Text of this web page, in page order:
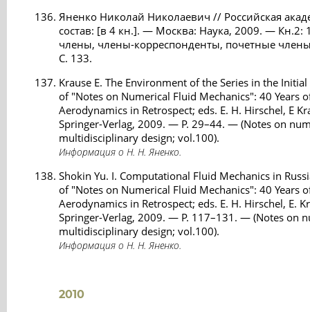
Яненко Николай Николаевич // Российская
состав: [в 4 кн.]. — Москва: Наука, 2009. — Кн.2:
члены, члены-корреспонденты, почетные
С. 133.
Krause E. The Environment of the Series in the
of "Notes on Numerical Fluid Mechanics": 40 Years
Aerodynamics in Retrospect; eds. E. H. Hirschel, E
Springer-Verlag, 2009. — P. 29–44. — (Notes on
multidisciplinary design; vol.100).
Информация о Н. Н. Яненко.
Shokin Yu. I. Computational Fluid Mechanics in
of "Notes on Numerical Fluid Mechanics": 40 Years
Aerodynamics in Retrospect; eds. E. H. Hirschel, E.
Springer-Verlag, 2009. — P. 117–131. — (Notes on
multidisciplinary design; vol.100).
Информация о Н. Н. Яненко.
2010